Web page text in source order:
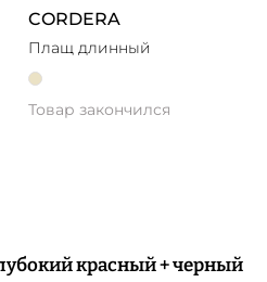
CORDERA
Плащ длинный
Товар закончился
красный + черный